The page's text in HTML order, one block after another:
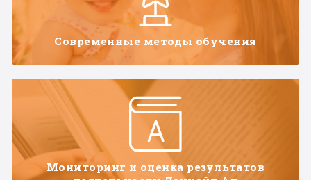
Современные методы обучения
Мониторинг и оценка результатов